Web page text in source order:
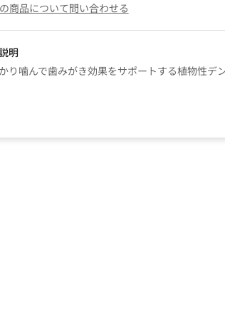
商品について問い合わせる
明
り噛んで歯みがき効果をサポートする植物性デ